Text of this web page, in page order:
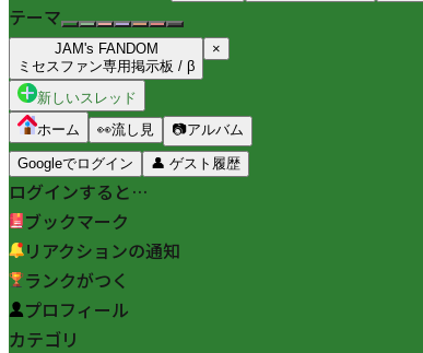
テーマ
JAM's FANDOM
ミセスファン専用掲示板 / β
×
新しいスレッド
ホーム
👀流し見 📷アルバム
Googleでログイン 👤 ゲスト履歴
ログインすると…
ブックマーク
リアクションの通知
ランクがつく
プロフィール
カテゴリ